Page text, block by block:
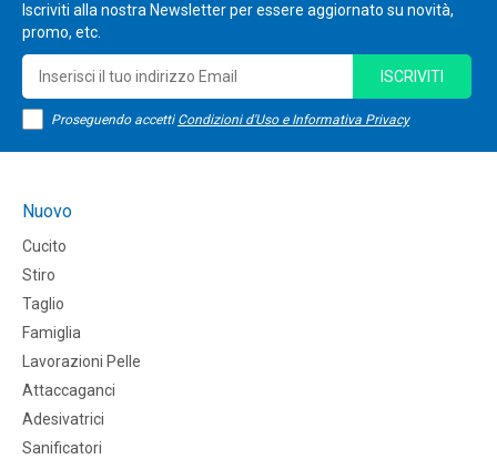
Iscriviti alla nostra Newsletter per essere aggiornato su novità,
promo, etc.
Proseguendo accetti Condizioni d'Uso e Informativa Privacy
ISCRIVITI
Nuovo
Cucito
Stiro
Taglio
Famiglia
Lavorazioni Pelle
Attaccaganci
Adesivatrici
Sanificatori